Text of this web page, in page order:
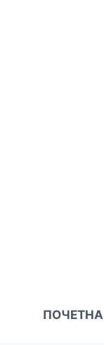
ПОЧЕТНА